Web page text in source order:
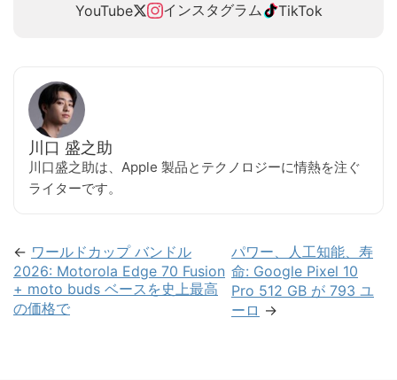
YouTube
インスタグラム TikTok
川口 盛之助
川口盛之助は、Apple 製品とテクノロジーに情熱を注ぐ
ライターです。
← ワールドカップ バンドル
2026: Motorola Edge 70 Fusion
+ moto buds ベースを史上最高
の価格で
パワー、人工知能、寿
命: Google Pixel 10
Pro 512 GB が 793 ユ
ーロ →